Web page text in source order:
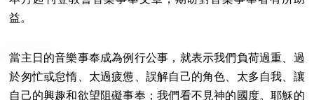
益。
當主日的音樂事奉成為例行公事，就表示我們負荷過重、過
於匆忙或怠惰、太過疲憊、誤解自己的角色、太多自我、讓
自己的興趣和欲望阻礙事奉；我們看不見神的國度。耶穌的